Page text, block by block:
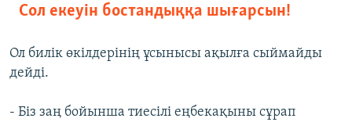
Сол екеуін бостандыққа шығарсын!
Ол билік өкілдерінің ұсынысы ақылға сыймайды
дейді.
- Біз заң бойынша тиесілі еңбекақыны сұрап